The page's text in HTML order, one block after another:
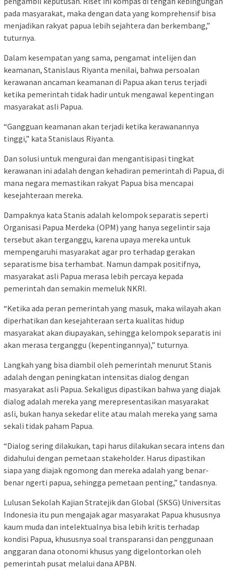
pada masyarakat, maka dengan data yang komprehensif bisa
menjadikan rakyat papua lebih sejahtera dan berkembang,”
tuturnya.
Dalam kesempatan yang sama, pengamat intelijen dan
keamanan, Stanislaus Riyanta menilai, bahwa persoalan
kerawanan ancaman keamanan di Papua akan terus terjadi
ketika pemerintah tidak hadir untuk mengawal kepentingan
masyarakat asli Papua.
“Gangguan keamanan akan terjadi ketika kerawanannya
tinggi,” kata Stanislaus Riyanta.
Dan solusi untuk mengurai dan mengantisipasi tingkat
kerawanan ini adalah dengan kehadiran pemerintah di Papua, di
mana negara memastikan rakyat Papua bisa mencapai
kesejahteraan mereka.
Dampaknya kata Stanis adalah kelompok separatis seperti
Organisasi Papua Merdeka (OPM) yang hanya segelintir saja
tersebut akan terganggu, karena upaya mereka untuk
mempengaruhi masyarakat agar pro terhadap gerakan
separatisme bisa terhambat. Namun dampak positifnya,
masyarakat asli Papua merasa lebih percaya kepada
pemerintah dan semakin memeluk NKRI.
“Ketika ada peran pemerintah yang masuk, maka wilayah akan
diperhatikan dan kesejahteraan serta kualitas hidup
masyarakat akan diupayakan, sehingga kelompok separatis ini
akan merasa terganggu (kepentingannya),” tuturnya.
Langkah yang bisa diambil oleh pemerintah menurut Stanis
adalah dengan peningkatan intensitas dialog dengan
masyarakat asli Papua. Sekaligus dipastikan bahwa yang diajak
dialog adalah mereka yang merepresentasikan masyarakat
asli, bukan hanya sekedar elite atau malah mereka yang sama
sekali tidak paham Papua.
“Dialog sering dilakukan, tapi harus dilakukan secara intens dan
didahului dengan pemetaan stakeholder. Harus dipastikan
siapa yang diajak ngomong dan mereka adalah yang benar-
benar ngerti papua, sehingga pemetaan penting,” tandasnya.
Lulusan Sekolah Kajian Stratejik dan Global (SKSG) Universitas
Indonesia itu pun mengajak agar masyarakat Papua khususnya
kaum muda dan intelektualnya bisa lebih kritis terhadap
kondisi Papua, khususnya soal transparansi dan penggunaan
anggaran dana otonomi khusus yang digelontorkan oleh
pemerintah pusat melalui dana APBN.